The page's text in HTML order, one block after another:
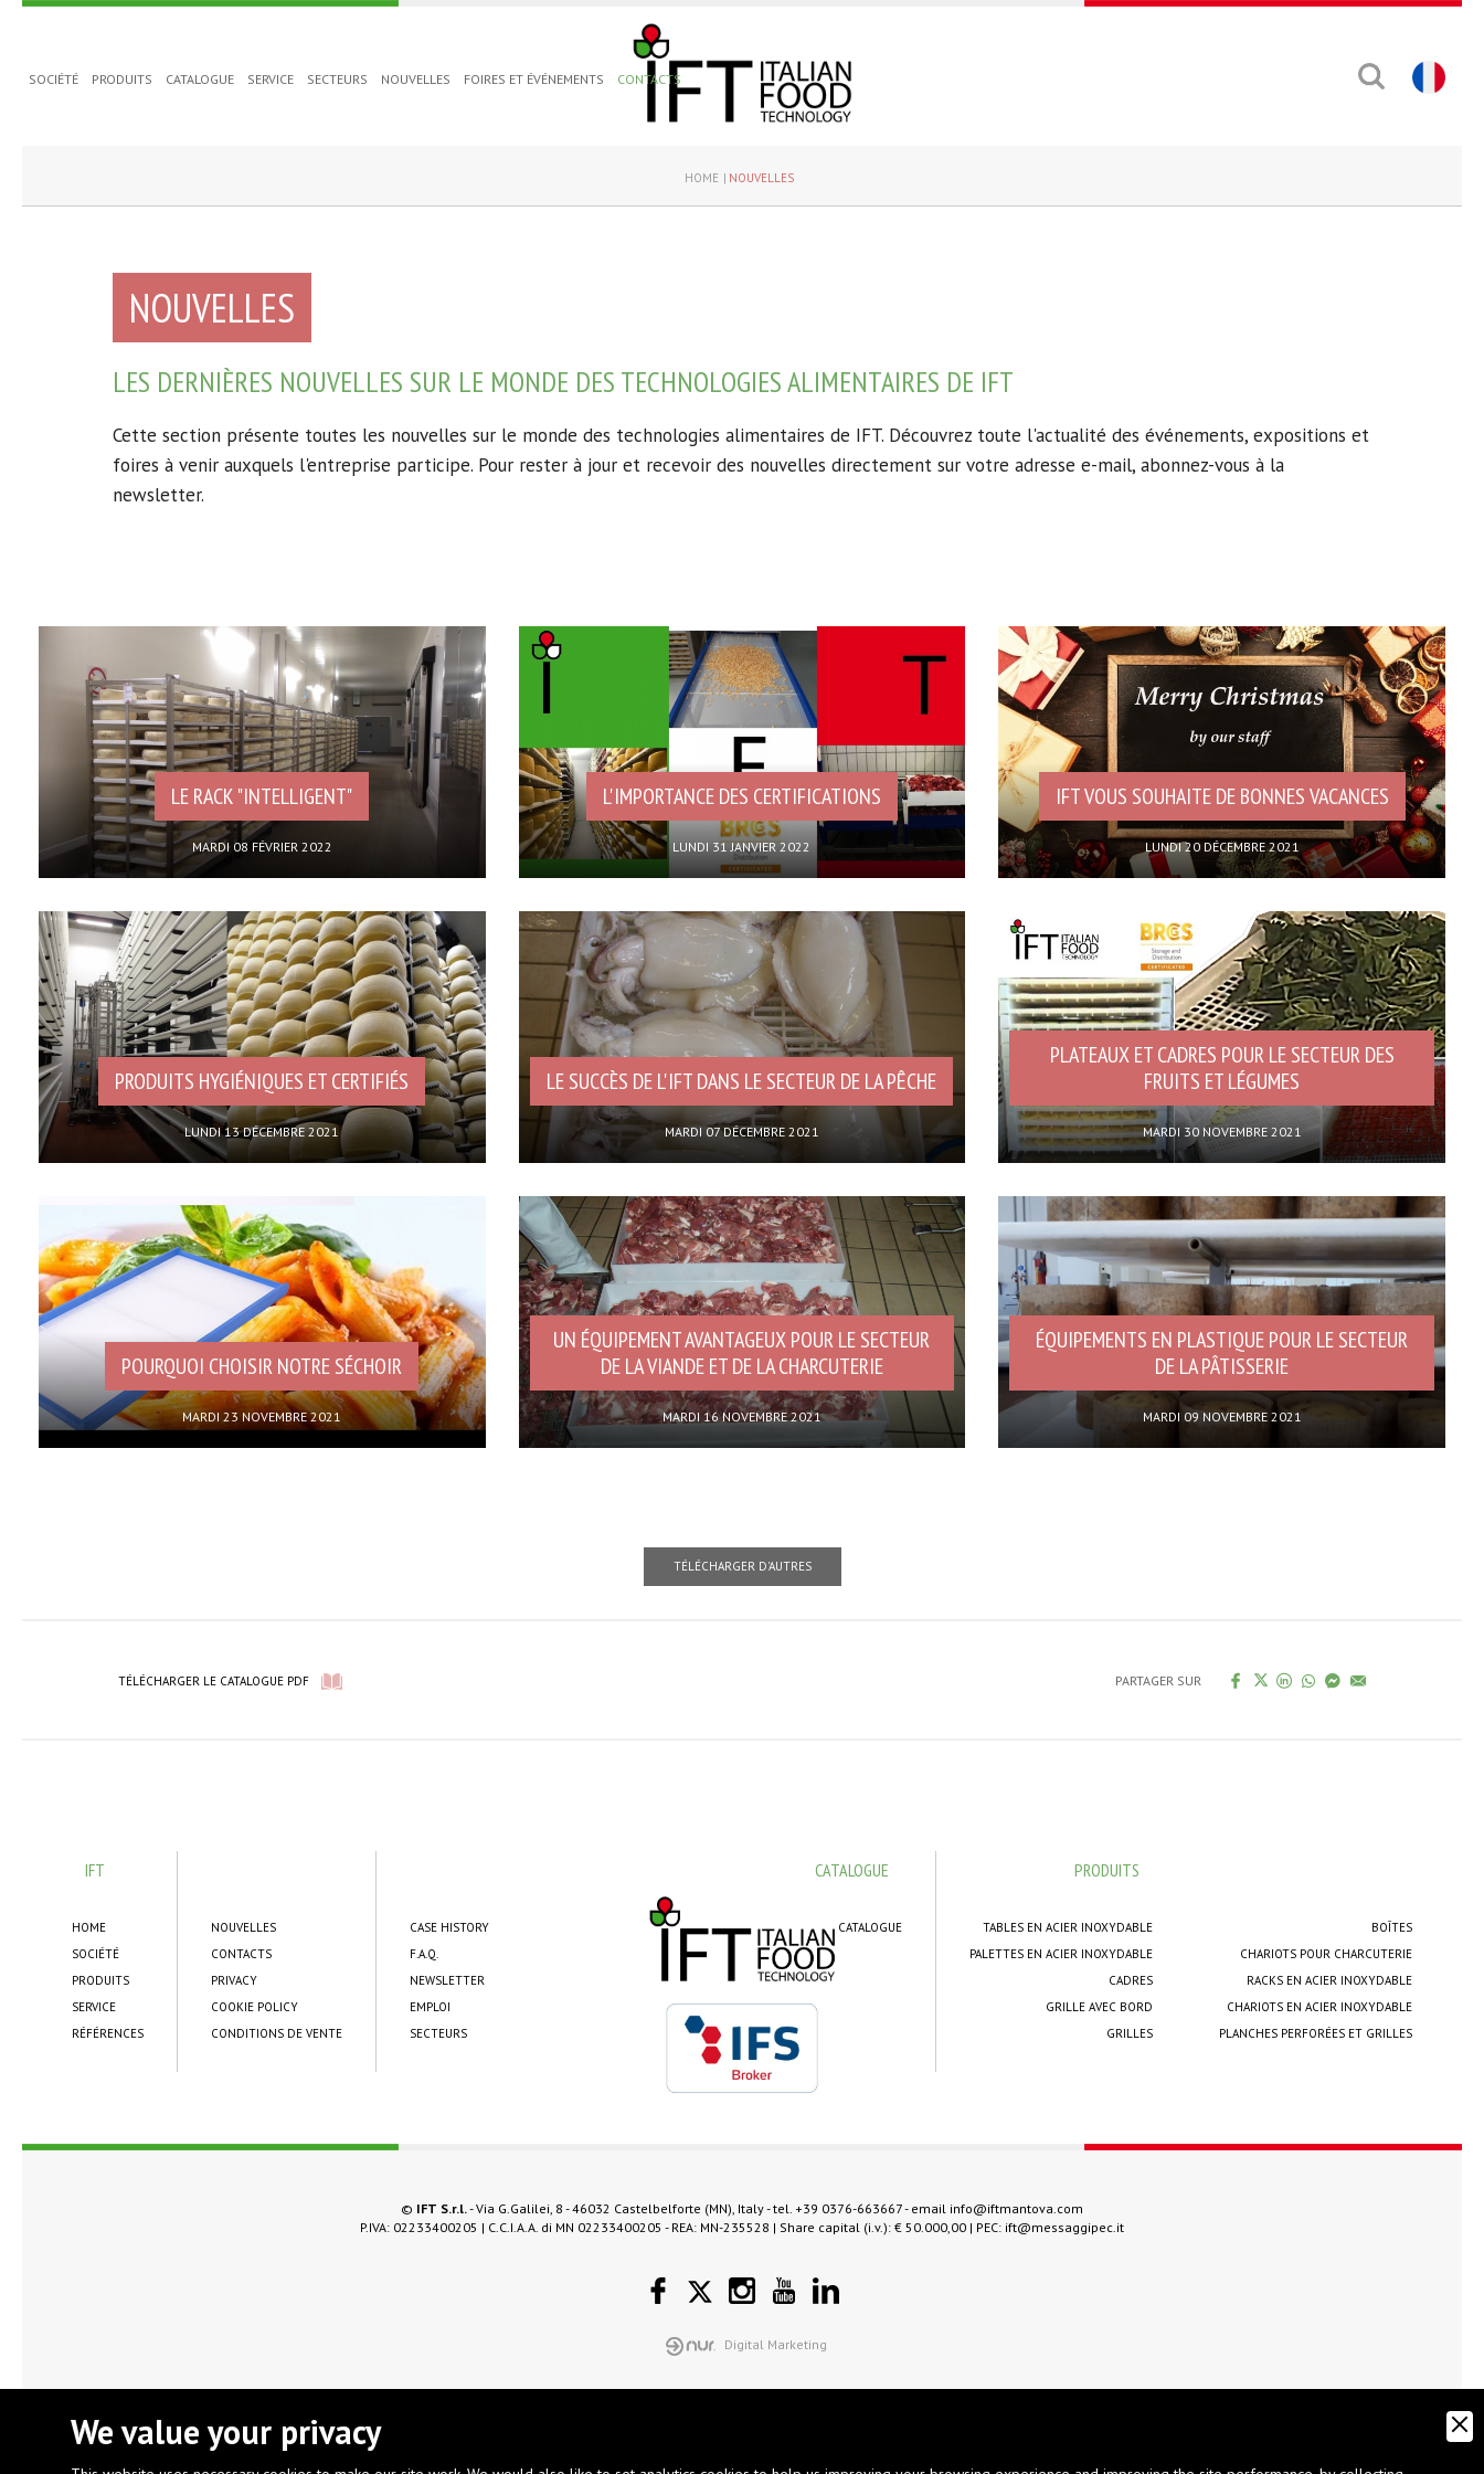
SOCIÉTÉ PRODUITS CATALOGUE SERVICE SECTEURS NOUVELLES FOIRES ET ÉVÉNEMENTS CONTACTS
HOME NOUVELLES
NOUVELLES
LES DERNIÈRES NOUVELLES SUR LE MONDE DES TECHNOLOGIES ALIMENTAIRES DE IFT
Cette section présente toutes les nouvelles sur le monde des technologies alimentaires de IFT. Découvrez toute l'actualité des événements, expositions et
foires à venir auxquels l'entreprise participe. Pour rester à jour et recevoir des nouvelles directement sur votre adresse e-mail, abonnez-vous à la
newsletter.
LE RACK "INTELLIGENT"
MARDI 08 FÉVRIER 2022
L'IMPORTANCE DES CERTIFICATIONS
LUNDI 31 JANVIER 2022
IFT VOUS SOUHAITE DE BONNES VACANCES
LUNDI 20 DÉCEMBRE 2021
PRODUITS HYGIÉNIQUES ET CERTIFIÉS
LUNDI 13 DÉCEMBRE 2021
LE SUCCÈS DE L'IFT DANS LE SECTEUR DE LA PÊCHE
MARDI 07 DÉCEMBRE 2021
PLATEAUX ET CADRES POUR LE SECTEUR DES
FRUITS ET LÉGUMES
MARDI 30 NOVEMBRE 2021
POURQUOI CHOISIR NOTRE SÉCHOIR
MARDI 23 NOVEMBRE 2021
UN ÉQUIPEMENT AVANTAGEUX POUR LE SECTEUR
DE LA VIANDE ET DE LA CHARCUTERIE
MARDI 16 NOVEMBRE 2021
ÉQUIPEMENTS EN PLASTIQUE POUR LE SECTEUR
DE LA PÂTISSERIE
MARDI 09 NOVEMBRE 2021
TÉLÉCHARGER D'AUTRES
TÉLÉCHARGER LE CATALOGUE PDF PARTAGER SUR
IFT
HOME
SOCIÉTÉ
PRODUITS
SERVICE
RÉFÉRENCES
NOUVELLES
CONTACTS
PRIVACY
COOKIE POLICY
CONDITIONS DE VENTE
CASE HISTORY
F.A.Q.
NEWSLETTER
EMPLOI
SECTEURS
BOÎTES
CHARIOTS POUR CHARCUTERIE
RACKS EN ACIER INOXYDABLE
CHARIOTS EN ACIER INOXYDABLE
PLANCHES PERFORÉES ET GRILLES
PRODUITS
TABLES EN ACIER INOXYDABLE
PALETTES EN ACIER INOXYDABLE
CADRES
GRILLE AVEC BORD
GRILLES
CATALOGUE
CATALOGUE
© IFT S.r.l.- Via G.Galilei, 8 - 46032 Castelbelforte (MN), Italy - tel. +39 0376-663667- email info@iftmantova.com
P.IVA: 02233400205 | C.C.I.A.A. di MN 02233400205 - REA: MN-235528 | Share capital (i.v.): € 50.000,00 | PEC: ift@messaggipec.it
Digital Marketing
We value your privacy